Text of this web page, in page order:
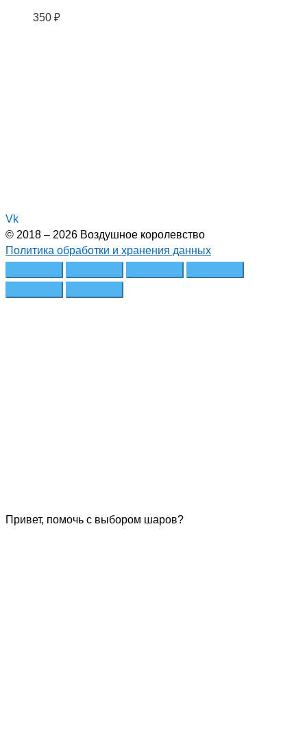
350 ₽
Vk
© 2018 – 2026 Воздушное королевство
Политика обработки и хранения данных
Привет, помочь с выбором шаров?